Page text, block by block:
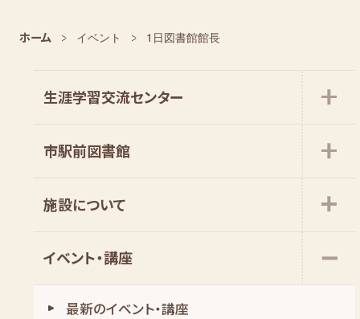
ホーム イベント 1日図書館館長
生涯学習交流センター
市駅前図書館
施設について
イベント・講座
最新のイベント・講座